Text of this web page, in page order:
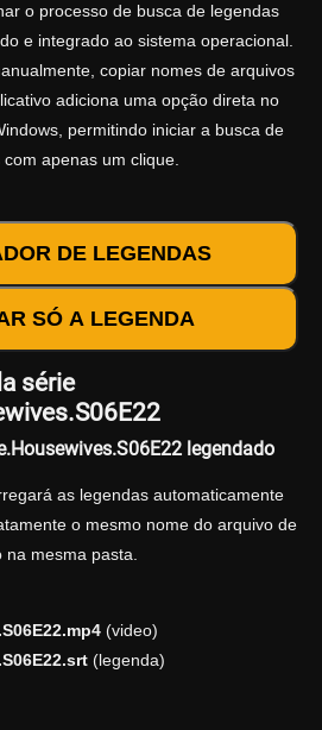
o processo de busca de legendas
e integrado ao sistema operacional.
copiar nomes de arquivos
adiciona uma opção direta no
permitindo iniciar a busca de
com apenas um clique.
DE LEGENDAS
SÓ A LEGENDA
série
legendado
as legendas automaticamente
o mesmo nome do arquivo de
mesma pasta.
(video)
(legenda)